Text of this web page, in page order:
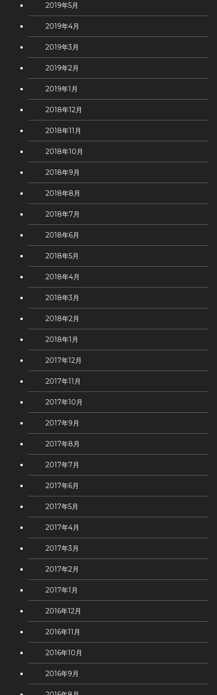
2019年5月
2019年4月
2019年3月
2019年2月
2019年1月
2018年12月
2018年11月
2018年10月
2018年9月
2018年8月
2018年7月
2018年6月
2018年5月
2018年4月
2018年3月
2018年2月
2018年1月
2017年12月
2017年11月
2017年10月
2017年9月
2017年8月
2017年7月
2017年6月
2017年5月
2017年4月
2017年3月
2017年2月
2017年1月
2016年12月
2016年11月
2016年10月
2016年9月